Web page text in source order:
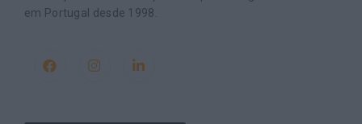
em Portugal desde 1998.